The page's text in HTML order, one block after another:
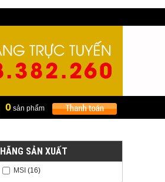
0 sản phẩm
HÃNG SẢN XUẤT
MSI (16)